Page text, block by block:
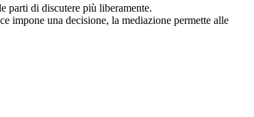
parti di discutere più liberamente.
impone una decisione, la mediazione permette alle